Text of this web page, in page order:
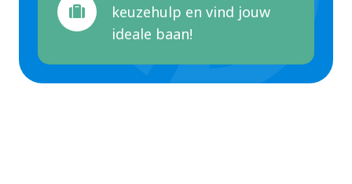
keuzehulp en vind jouw
ideale baan!